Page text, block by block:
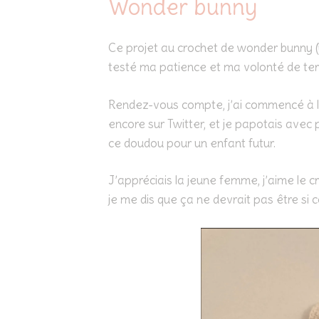
Wonder bunny
Ce projet au crochet de wonder bunny
testé ma patience et ma volonté de
Rendez-vous compte, j’ai commencé
encore sur Twitter, et je papotais avec
ce doudou pour un enfant futur.
J’appréciais la jeune femme, j’aime le
je me dis que ça ne devrait pas être si